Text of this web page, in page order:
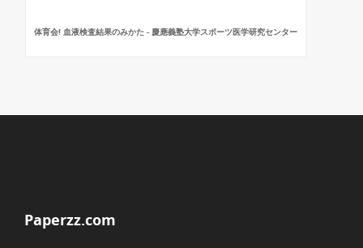
体育会! 血液検査結果のみかた - 慶應義塾大学スポーツ医学研究センター
Paperzz.com